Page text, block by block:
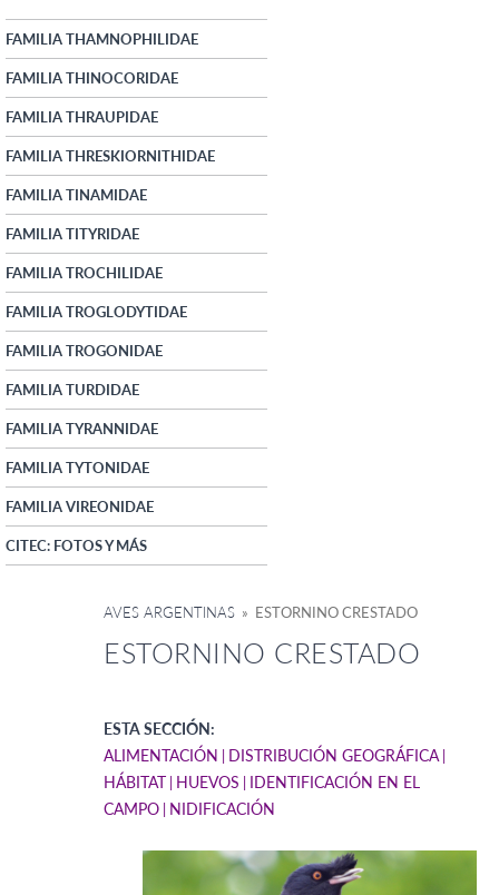
FAMILIA THAMNOPHILIDAE
FAMILIA THINOCORIDAE
FAMILIA THRAUPIDAE
FAMILIA THRESKIORNITHIDAE
FAMILIA TINAMIDAE
FAMILIA TITYRIDAE
FAMILIA TROCHILIDAE
FAMILIA TROGLODYTIDAE
FAMILIA TROGONIDAE
FAMILIA TURDIDAE
FAMILIA TYRANNIDAE
FAMILIA TYTONIDAE
FAMILIA VIREONIDAE
CITEC: FOTOS Y MÁS
AVES ARGENTINAS » ESTORNINO CRESTADO
ESTORNINO CRESTADO
ESTA SECCIÓN:
ALIMENTACIÓN
DISTRIBUCIÓN GEOGRÁFICA
HÁBITAT HUEVOS
IDENTIFICACIÓN EN EL
CAMPO NIDIFICACIÓN